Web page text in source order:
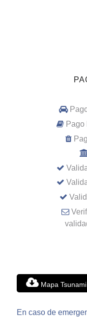
Mapa Tsunami
En caso de